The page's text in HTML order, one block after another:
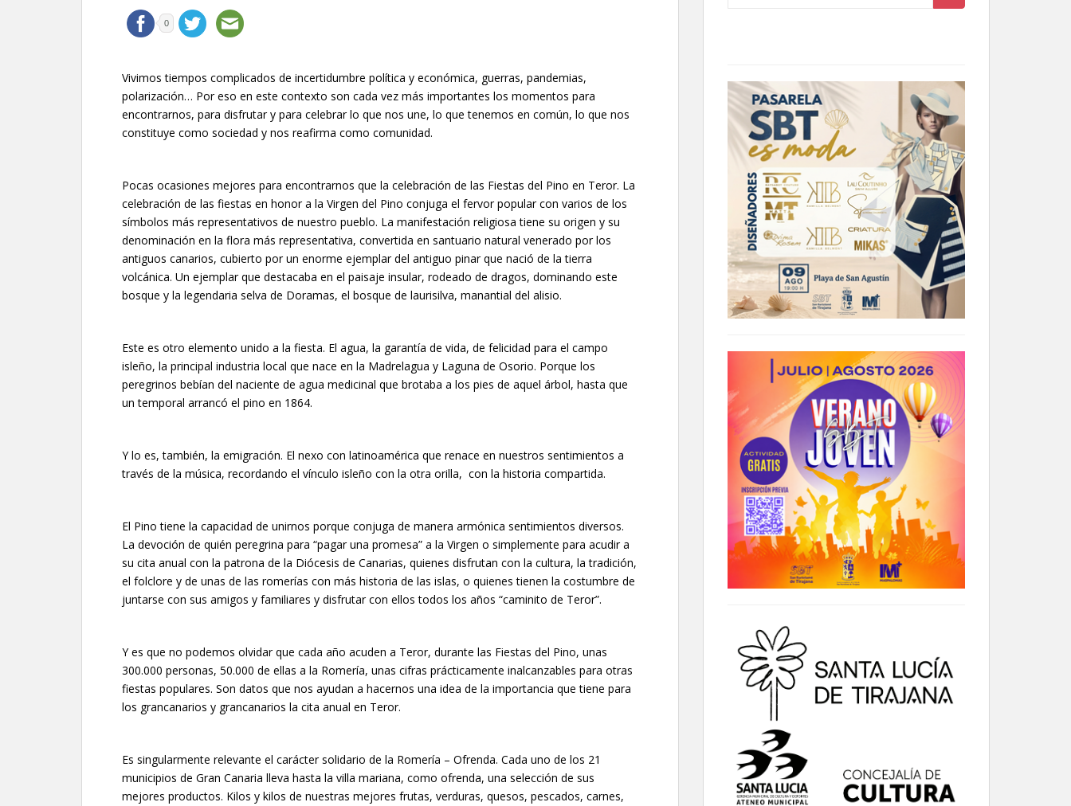
0
Vivimos tiempos complicados de incertidumbre política y económica, guerras, pandemias,
polarización… Por eso en este contexto son cada vez más importantes los momentos para
encontrarnos, para disfrutar y para celebrar lo que nos une, lo que tenemos en común, lo que nos
constituye como sociedad y nos reafirma como comunidad.
Pocas ocasiones mejores para encontrarnos que la celebración de las Fiestas del Pino en Teror. La
celebración de las fiestas en honor a la Virgen del Pino conjuga el fervor popular con varios de los
símbolos más representativos de nuestro pueblo. La manifestación religiosa tiene su origen y su
denominación en la flora más representativa, convertida en santuario natural venerado por los
antiguos canarios, cubierto por un enorme ejemplar del antiguo pinar que nació de la tierra
volcánica. Un ejemplar que destacaba en el paisaje insular, rodeado de dragos, dominando este
bosque y la legendaria selva de Doramas, el bosque de laurisilva, manantial del alisio.
Este es otro elemento unido a la fiesta. El agua, la garantía de vida, de felicidad para el campo
isleño, la principal industria local que nace en la Madrelagua y Laguna de Osorio. Porque los
peregrinos bebían del naciente de agua medicinal que brotaba a los pies de aquel árbol, hasta que
un temporal arrancó el pino en 1864.
Y lo es, también, la emigración. El nexo con latinoamérica que renace en nuestros sentimientos a
través de la música, recordando el vínculo isleño con la otra orilla, con la historia compartida.
El Pino tiene la capacidad de unirnos porque conjuga de manera armónica sentimientos diversos.
La devoción de quién peregrina para “pagar una promesa” a la Virgen o simplemente para acudir a
su cita anual con la patrona de la Diócesis de Canarias, quienes disfrutan con la cultura, la tradición,
el folclore y de unas de las romerías con más historia de las islas, o quienes tienen la costumbre de
juntarse con sus amigos y familiares y disfrutar con ellos todos los años “caminito de Teror”.
Y es que no podemos olvidar que cada año acuden a Teror, durante las Fiestas del Pino, unas
300.000 personas, 50.000 de ellas a la Romería, unas cifras prácticamente inalcanzables para otras
fiestas populares. Son datos que nos ayudan a hacernos una idea de la importancia que tiene para
los grancanarios y grancanarios la cita anual en Teror.
Es singularmente relevante el carácter solidario de la Romería – Ofrenda. Cada uno de los 21
municipios de Gran Canaria lleva hasta la villa mariana, como ofrenda, una selección de sus
mejores productos. Kilos y kilos de nuestras mejores frutas, verduras, quesos, pescados, carnes,